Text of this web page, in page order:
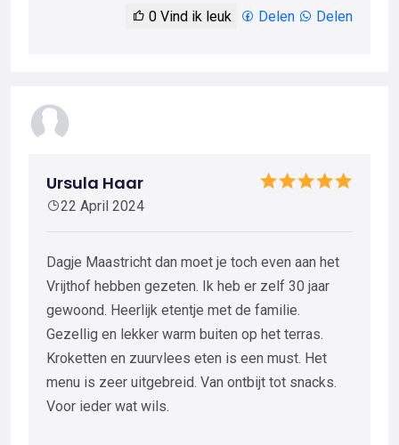
0 Vind ik leuk Delen Delen
Ursula Haar
22 April 2024
Dagje Maastricht dan moet je toch even aan het
Vrijthof hebben gezeten. Ik heb er zelf 30 jaar
gewoond. Heerlijk etentje met de familie.
Gezellig en lekker warm buiten op het terras.
Kroketten en zuurvlees eten is een must. Het
menu is zeer uitgebreid. Van ontbijt tot snacks.
Voor ieder wat wils.